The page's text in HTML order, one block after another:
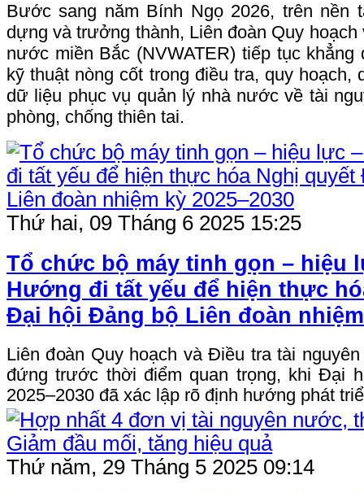
Bước sang năm Bính Ngọ 2026, trên nền
dựng và trưởng thành, Liên đoàn Quy
nước miền Bắc (NVWATER) tiếp tục
kỹ thuật nòng cốt trong điều tra, quy hoạch,
dữ liệu phục vụ quản lý nhà nước về tài
phòng, chống thiên tai.
Thứ hai, 09 Tháng 6 2025 15:25
Tổ chức bộ máy tinh gọn – hiệu
Hướng đi tất yếu để hiện thực
Đại hội Đảng bộ Liên đoàn nhiệm
Liên đoàn Quy hoạch và Điều tra tài
đứng trước thời điểm quan trọng, khi Đại
2025–2030 đã xác lập rõ định hướng phát
Thứ năm, 29 Tháng 5 2025 09:14